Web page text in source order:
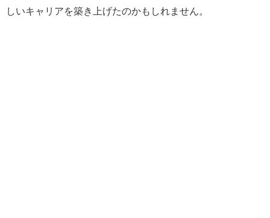
しいキャリアを築き上げたのかもしれません。